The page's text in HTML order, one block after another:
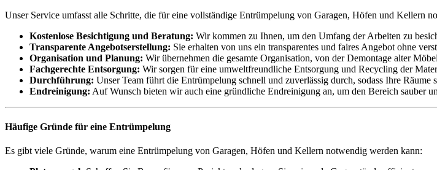
Unser Service umfasst alle Schritte, die für eine vollständige Entrümpelung von Garagen, Höfen und Kellern
Kostenlose Besichtigung und Beratung: Wir kommen zu Ihnen, um den Umfang der Arbeiten zu
Transparente Angebotserstellung: Sie erhalten von uns ein transparentes und faires Angebot ohne
Organisation und Planung: Wir übernehmen die gesamte Organisation, von der Demontage alter
Fachgerechte Entsorgung: Wir sorgen für eine umweltfreundliche Entsorgung und Recycling der
Durchführung: Unser Team führt die Entrümpelung schnell und zuverlässig durch, sodass Ihre Räume
Endreinigung: Auf Wunsch bieten wir auch eine gründliche Endreinigung an, um den Bereich sauber
Häufige Gründe für eine Entrümpelung
Es gibt viele Gründe, warum eine Entrümpelung von Garagen, Höfen und Kellern notwendig werden kann: